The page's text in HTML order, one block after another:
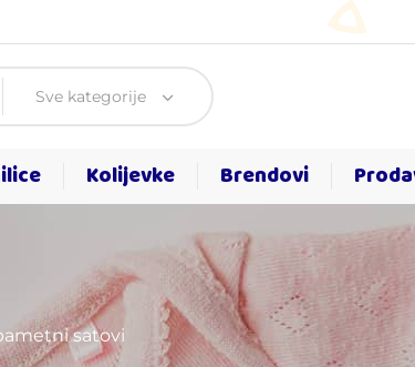
Sve kategorije
Kolijevke Brendovi
satovi